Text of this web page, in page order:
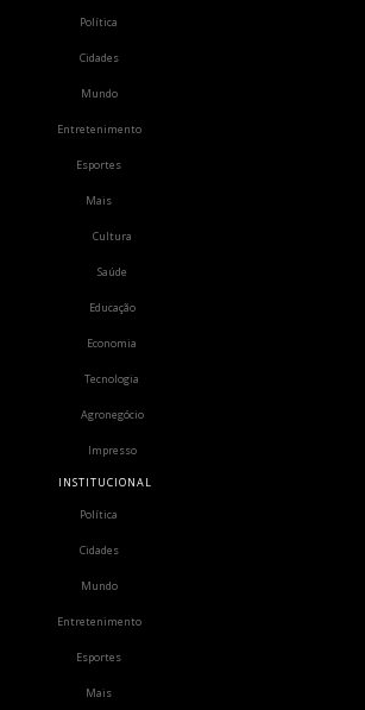
Política
Cidades
Mundo
Entretenimento
Esportes
Mais
Cultura
Saúde
Educação
Economia
Tecnologia
Agronegócio
Impresso
INSTITUCIONAL
Política
Cidades
Mundo
Entretenimento
Esportes
Mais